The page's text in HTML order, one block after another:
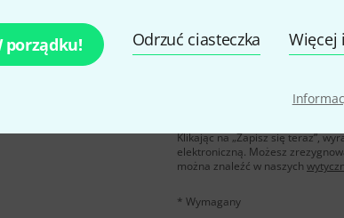
porządku! Odrzuć ciasteczka Więcej
a przy
Klikając na „Zapisz się teraz”,
elektroniczną. Możesz
można znaleźć w naszych
* Wymagany